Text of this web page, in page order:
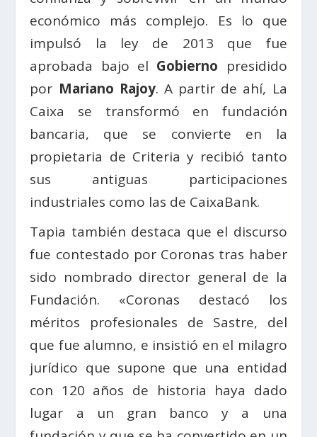
económico más complejo. Es lo que
impulsó la ley de 2013 que fue
aprobada bajo el Gobierno presidido
por Mariano Rajoy. A partir de ahí, La
Caixa se transformó en fundación
bancaria, que se convierte en la
propietaria de Criteria y recibió tanto
sus antiguas participaciones
industriales como las de CaixaBank.
Tapia también destaca que el discurso
fue contestado por Coronas tras haber
sido nombrado director general de la
Fundación. «Coronas destacó los
méritos profesionales de Sastre, del
que fue alumno, e insistió en el milagro
jurídico que supone que una entidad
con 120 años de historia haya dado
lugar a un gran banco y a una